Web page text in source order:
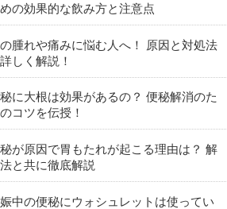
の効果的な飲み方と注意点
腫れや痛みに悩む人へ！ 原因と対処法
しく解説！
に大根は効果があるの？ 便秘解消のた
コツを伝授！
が原因で胃もたれが起こる理由は？ 解
と共に徹底解説
中の便秘にウォシュレットは使ってい